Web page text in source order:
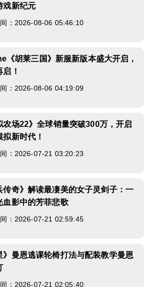
戏新纪元
：2026-08-06 05:46:10
《胡莱三国》新服新版本盛大开启，
！
：2026-08-06 04:19:09
农场22》全球销量突破300万，开启
拟新时代！
：2026-07-21 03:20:23
传奇》解读最凄美的女子灵剑子：一
血影中的芳菲悲歌
：2026-07-21 02:59:45
》曼恩逃课轮椅打法与配装教学曼恩
：2026-07-21 02:05:40